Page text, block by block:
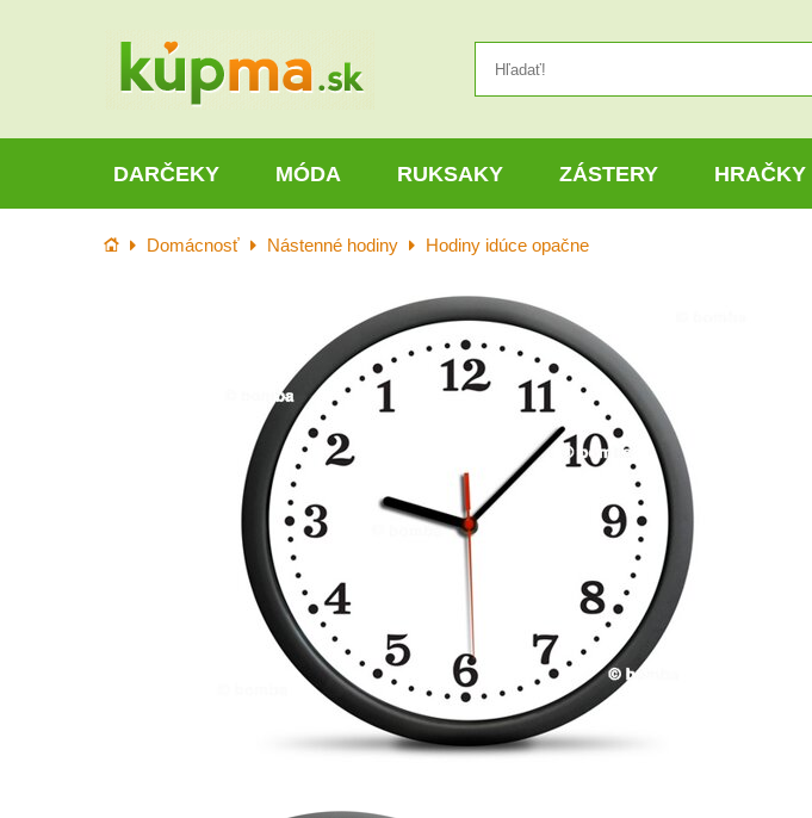
DARČEKY MÓDA RUKSAKY ZÁSTERY HRAČKY
Úvod Domácnosť Nástenné hodiny Hodiny idúce opačne